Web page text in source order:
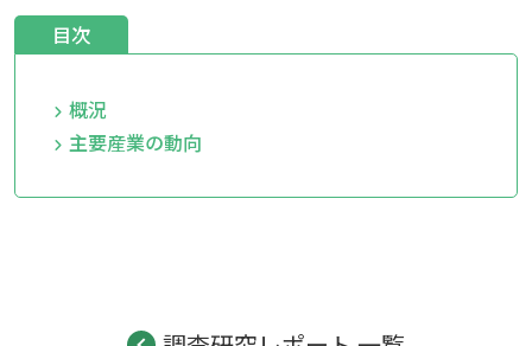
目次
概況
主要産業の動向